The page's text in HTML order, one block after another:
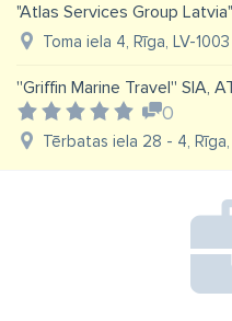
"Atlas Services Group
Toma iela 4, Rīga, LV-1003
''Griffin Marine Travel'' SIA,
0
Tērbatas iela 28 - 4, Rīga,